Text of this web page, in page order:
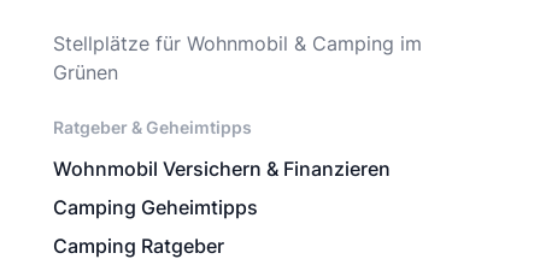
Stellplätze für Wohnmobil & Camping im
Grünen
Ratgeber & Geheimtipps
Wohnmobil Versichern & Finanzieren
Camping Geheimtipps
Camping Ratgeber